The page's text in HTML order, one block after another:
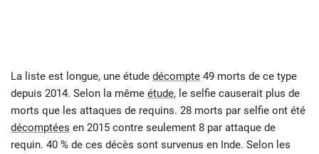
La liste est longue, une étude décompte 49 morts de ce type
depuis 2014. Selon la même étude, le selfie causerait plus de
morts que les attaques de requins. 28 morts par selfie ont été
décomptées en 2015 contre seulement 8 par attaque de
requin. 40 % de ces décès sont survenus en Inde. Selon les